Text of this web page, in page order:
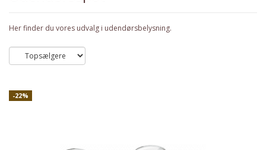
Her finder du vores udvalg i udendørsbelysning.
-22%